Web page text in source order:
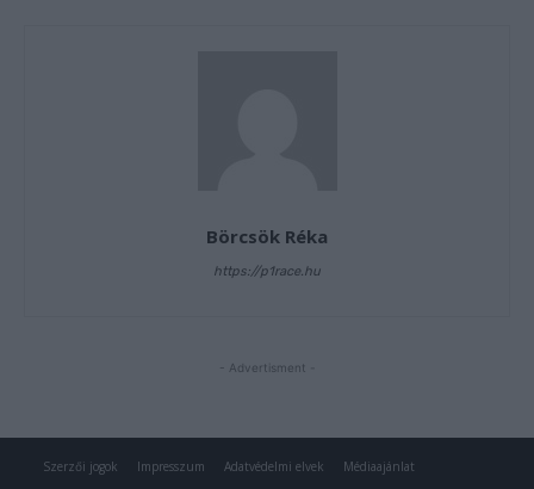
Szerzői jogok Impresszum Adatvédelmi elvek Médiaajánlat